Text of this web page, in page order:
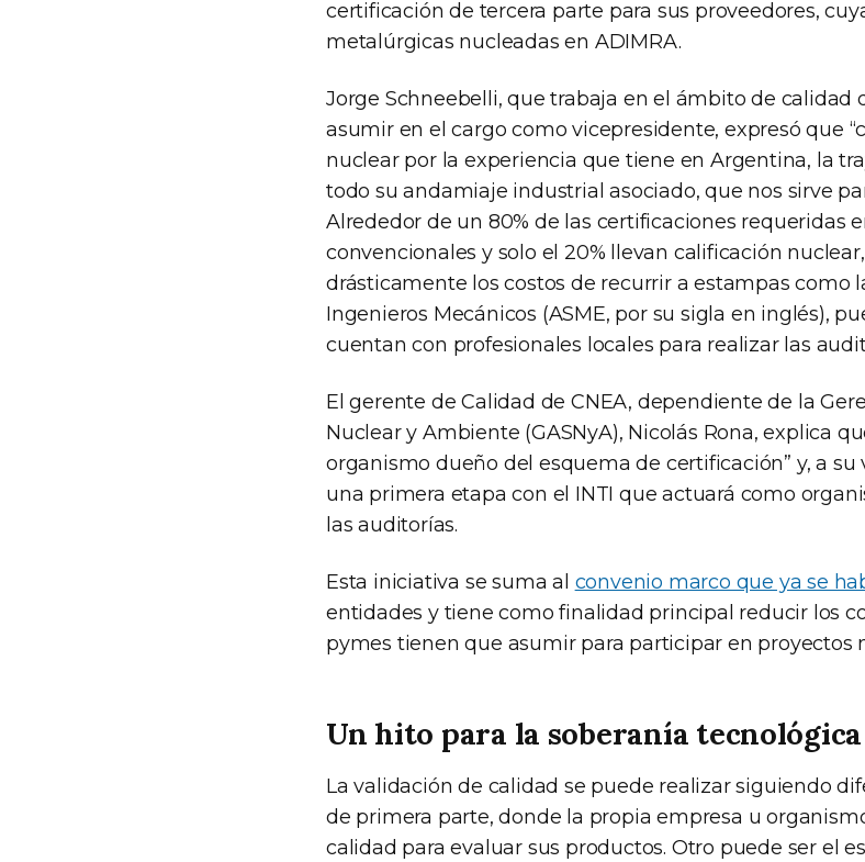
certificación de tercera parte para sus proveedores,
metalúrgicas nucleadas en ADIMRA.
Jorge Schneebelli, que trabaja en el ámbito de calidad
asumir en el cargo como vicepresidente, expresó que
nuclear por la experiencia que tiene en Argentina, la
todo su andamiaje industrial asociado, que nos sirve
Alrededor de un 80% de las certificaciones requeridas
convencionales y solo el 20% llevan calificación
drásticamente los costos de recurrir a estampas como
Ingenieros Mecánicos (ASME, por su sigla en inglés),
cuentan con profesionales locales para realizar las
El gerente de Calidad de CNEA, dependiente de la
Nuclear y Ambiente (GASNyA), Nicolás Rona, explica
organismo dueño del esquema de certificación” y, a
una primera etapa con el INTI que actuará como
las auditorías.
Esta iniciativa se suma al convenio marco que ya se
entidades y tiene como finalidad principal reducir los
pymes tienen que asumir para participar en proyectos
Un hito para la soberanía tecnológica
La validación de calidad se puede realizar siguiendo
de primera parte, donde la propia empresa u
calidad para evaluar sus productos. Otro puede ser el